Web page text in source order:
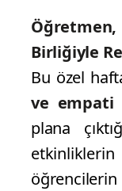
Birliğiyle
Bu özel
ve empati
plana